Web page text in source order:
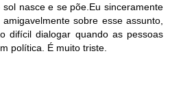
nasce e se põe.Eu sinceramente
sobre esse assunto,
difícil dialogar quando as pessoas
política. É muito triste.